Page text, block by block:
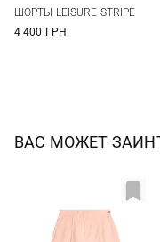
ШОРТЫ LEISURE STRIPE
4 400 ГРН
ВАС МОЖЕТ